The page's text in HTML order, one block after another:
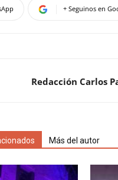
+ Seguinos en
Redacción Carlos
Más del autor